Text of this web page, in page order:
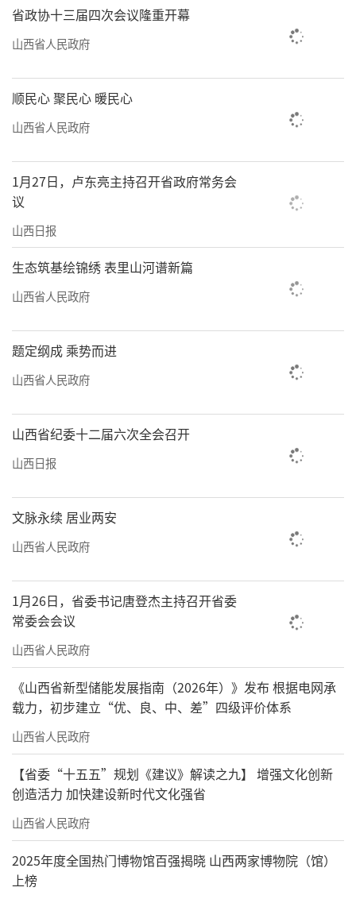
省政协十三届四次会议隆重开幕
山西省人民政府
顺民心 聚民心 暖民心
山西省人民政府
1月27日，卢东亮主持召开省政府常务会
议
山西日报
生态筑基绘锦绣 表里山河谱新篇
山西省人民政府
题定纲成 乘势而进
山西省人民政府
山西省纪委十二届六次全会召开
山西日报
文脉永续 居业两安
山西省人民政府
1月26日，省委书记唐登杰主持召开省委
常委会会议
山西省人民政府
《山西省新型储能发展指南（2026年）》发布 根据电网承
载力，初步建立“优、良、中、差”四级评价体系
山西省人民政府
【省委“十五五”规划《建议》解读之九】 增强文化创新
创造活力 加快建设新时代文化强省
山西省人民政府
2025年度全国热门博物馆百强揭晓 山西两家博物院（馆）
上榜